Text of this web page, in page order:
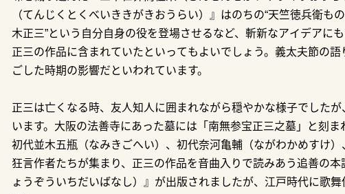
（てんじくとくべいききがきおうらい）』はのちの“天竺徳兵衛も
木正三”という自分自身の役を登場させるなど、斬新なアイデアに
正三の作品に含まれていたといってもよいでしょう。義太夫節の
ごした時期の影響だといわれています。
正三は亡くなる時、友人知人に囲まれながら穏やかな様子でした
います。大阪の法善寺にあった墓には「南無参宝正三之墓」と刻ま
初代並木五瓶（なみきごへい）、初代奈河亀輔（ながわかめすけ
狂言作者たちが集まり、正三の作品を音曲入りで読みあう追善の
ょうぞういちだいばなし）』が出版されましたが、江戸時代に歌